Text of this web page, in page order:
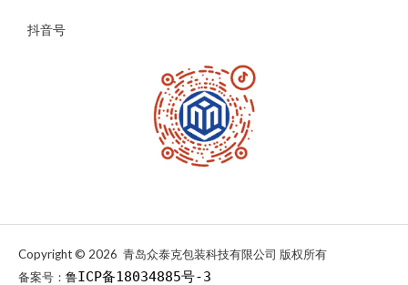
抖音号
Copyright © 2026 青岛众泰克包装科技有限公司 版权所有
备案号： 鲁ICP备18034885号-3